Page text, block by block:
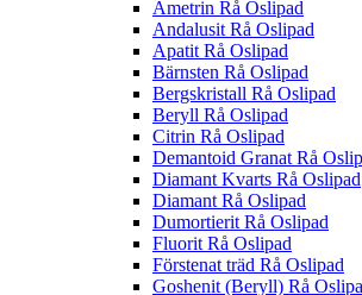
Ametrin Rå Oslipad
Andalusit Rå Oslipad
Apatit Rå Oslipad
Bärnsten Rå Oslipad
Bergskristall Rå Oslipad
Beryll Rå Oslipad
Citrin Rå Oslipad
Demantoid Granat Rå
Diamant Kvarts Rå Oslipad
Diamant Rå Oslipad
Dumortierit Rå Oslipad
Fluorit Rå Oslipad
Förstenat träd Rå Oslipad
Goshenit (Beryll) Rå